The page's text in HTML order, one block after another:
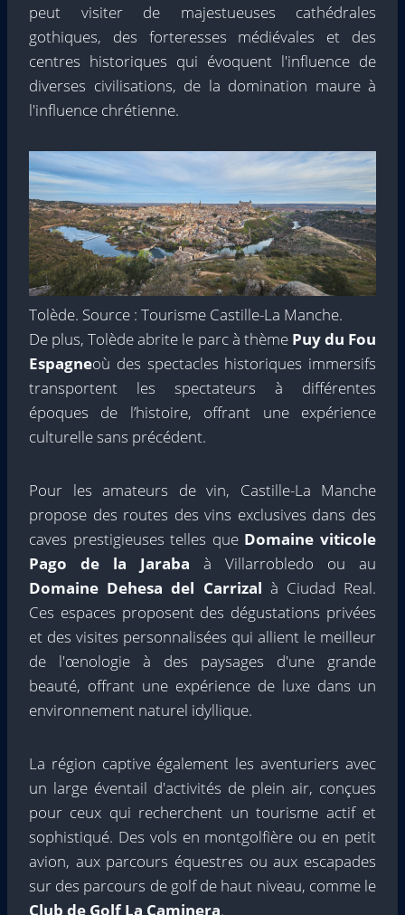
peut visiter de majestueuses cathédrales
gothiques, des forteresses médiévales et des
centres historiques qui évoquent l'influence de
diverses civilisations, de la domination maure à
l'influence chrétienne.
Tolède. Source : Tourisme Castille-La Manche.
De plus, Tolède abrite le parc à thème Puy du Fou
Espagneoù des spectacles historiques immersifs
transportent les spectateurs à différentes
époques de l’histoire, offrant une expérience
culturelle sans précédent.
Pour les amateurs de vin, Castille-La Manche
propose des routes des vins exclusives dans des
caves prestigieuses telles que Domaine viticole
Pago de la Jaraba à Villarrobledo ou au
Domaine Dehesa del Carrizal à Ciudad Real.
Ces espaces proposent des dégustations privées
et des visites personnalisées qui allient le meilleur
de l'œnologie à des paysages d'une grande
beauté, offrant une expérience de luxe dans un
environnement naturel idyllique.
La région captive également les aventuriers avec
un large éventail d'activités de plein air, conçues
pour ceux qui recherchent un tourisme actif et
sophistiqué. Des vols en montgolfière ou en petit
avion, aux parcours équestres ou aux escapades
sur des parcours de golf de haut niveau, comme le
Club de Golf La Caminera.